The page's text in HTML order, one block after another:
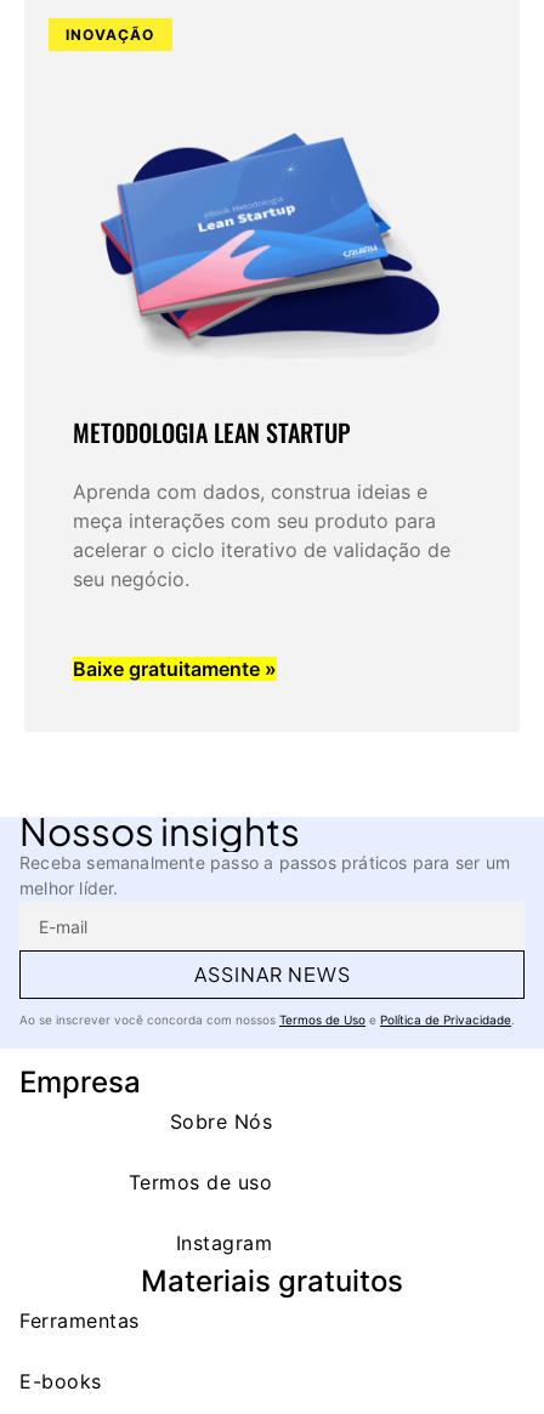
INOVAÇÃO
METODOLOGIA LEAN STARTUP
Aprenda com dados, construa ideias e
meça interações com seu produto para
acelerar o ciclo iterativo de validação de
seu negócio.
Baixe gratuitamente »
Nossos insights
Receba semanalmente passo a passos práticos para ser um
melhor líder.
ASSINAR NEWS
Ao se inscrever você concorda com nossos Termos de Uso e Política de Privacidade
Materiais gratuitos
Ferramentas
E-books
Empresa
Sobre Nós
Termos de uso
Instagram